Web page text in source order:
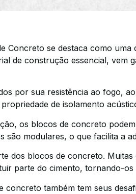
Concreto se destaca como
de construção essencial, vem
por sua resistência ao fogo,
de isolamento
os blocos de concreto
são modulares, o que facilita a
dos blocos de concreto.
parte do cimento, tornando-
também tem seus